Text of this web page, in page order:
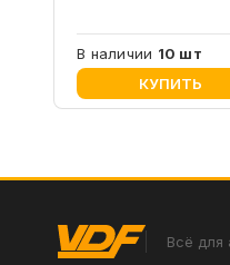
В наличии 10 шт
КУПИТЬ
Всё для